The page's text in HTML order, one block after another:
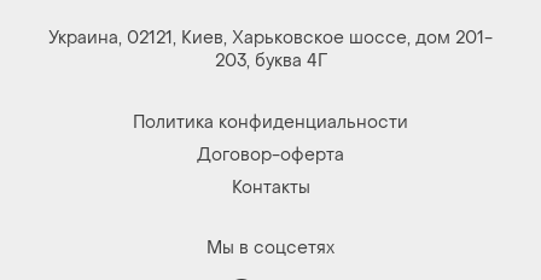
Украина, 02121, Киев, Харьковское шоссе, дом 201-
203, буква 4Г
Политика конфиденциальности
Договор-оферта
Контакты
Мы в соцсетях